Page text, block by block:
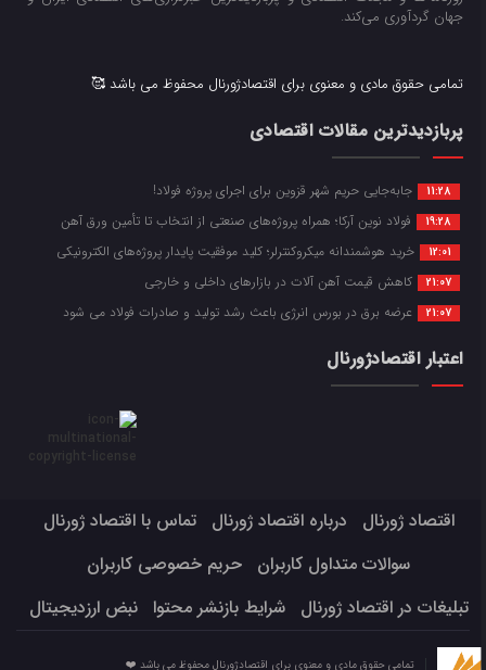
جهان گردآوری می‌کند.
تمامی حقوق مادی و معنوی برای اقتصادژورنال محفوظ می باشد 🥰
پربازدیدترین مقالات اقتصادی
11:28 جابه‌جایی حریم شهر قزوین برای اجرای پروژه فولاد!
19:28 فولاد نوین آرکا؛ همراه پروژه‌های صنعتی از انتخاب تا تأمین ورق آهن
12:01 خرید هوشمندانه میکروکنترلر؛ کلید موفقیت پایدار پروژه‌های الکترونیکی
21:07 کاهش قیمت آهن آلات در بازارهای داخلی و خارجی
21:07 عرضه برق در بورس انرژی باعث رشد تولید و صادرات فولاد می شود
اعتبار اقتصادژورنال
اقتصاد ژورنال درباره اقتصاد ژورنال
تماس با اقتصاد ژورنال
سوالات متداول کاربران
حریم خصوصی کاربران
تبلیغات در اقتصاد ژورنال
شرایط بازنشر محتوا نبض ارزدیجیتال
تمامی حقوق مادی و معنوی برای اقتصادژورنال محفوظ می باشد ❤️